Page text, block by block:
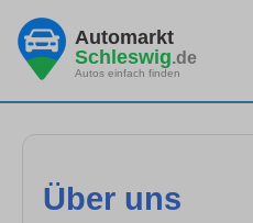
Automarkt
Schleswig.de
Autos einfach finden
Über uns